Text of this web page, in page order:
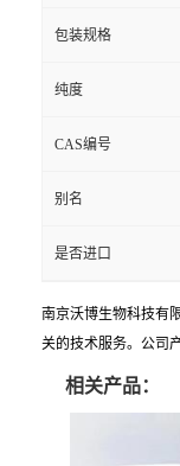
包装规格
纯度
CAS编号
别名
是否进口
南京沃博生物科技有
关的技术服务。公司
相关产品：